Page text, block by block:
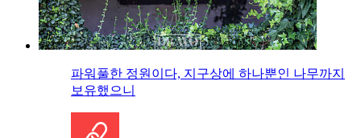
파워풀한 정원이다, 지구상에 하나뿐인 나무까지
보유했으니